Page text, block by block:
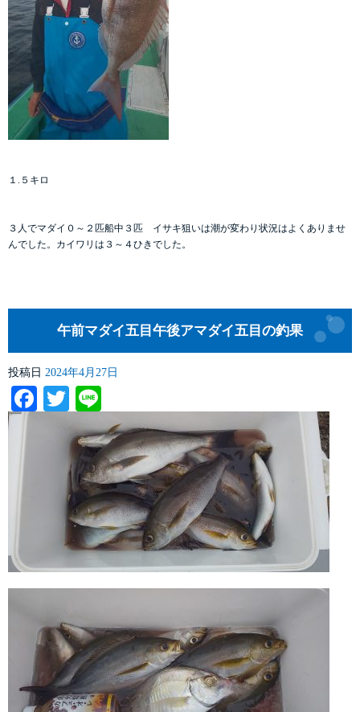
１.５キロ
３人でマダイ０～２匹船中３匹 イサキ狙いは潮が変わり状況はよくありませ
んでした。カイワリは３～４ひきでした。
午前マダイ五目午後アマダイ五目の釣果
投稿日 2024年4月27日
Facebook
Twitter